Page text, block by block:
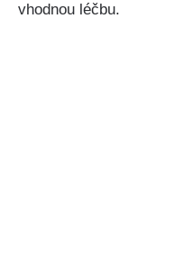
vhodnou léčbu.